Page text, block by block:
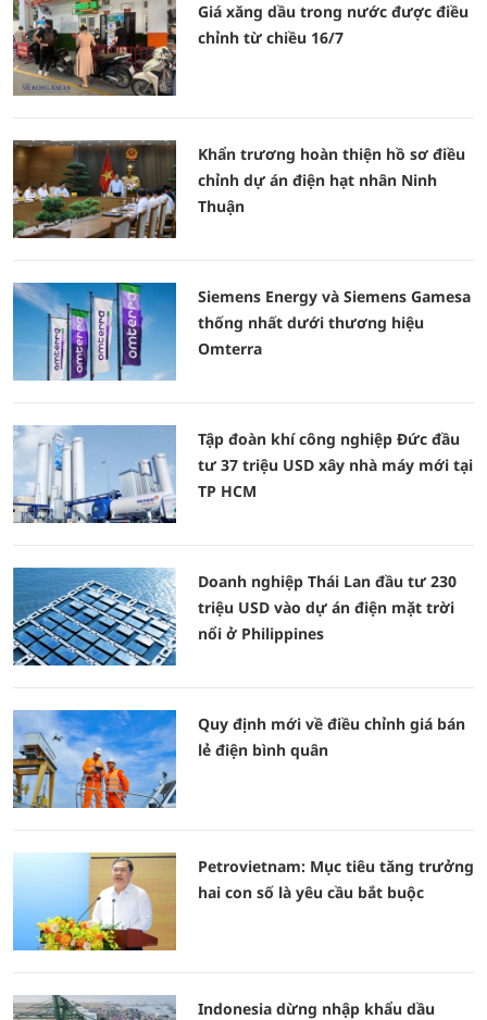
Giá xăng dầu trong nước được điều
chỉnh từ chiều 16/7
Khẩn trương hoàn thiện hồ sơ điều
chỉnh dự án điện hạt nhân Ninh
Thuận
Siemens Energy và Siemens Gamesa
thống nhất dưới thương hiệu
Omterra
Tập đoàn khí công nghiệp Đức đầu
tư 37 triệu USD xây nhà máy mới tại
TP HCM
Doanh nghiệp Thái Lan đầu tư 230
triệu USD vào dự án điện mặt trời
nổi ở Philippines
Quy định mới về điều chỉnh giá bán
lẻ điện bình quân
Petrovietnam: Mục tiêu tăng trưởng
hai con số là yêu cầu bắt buộc
Indonesia dừng nhập khẩu dầu